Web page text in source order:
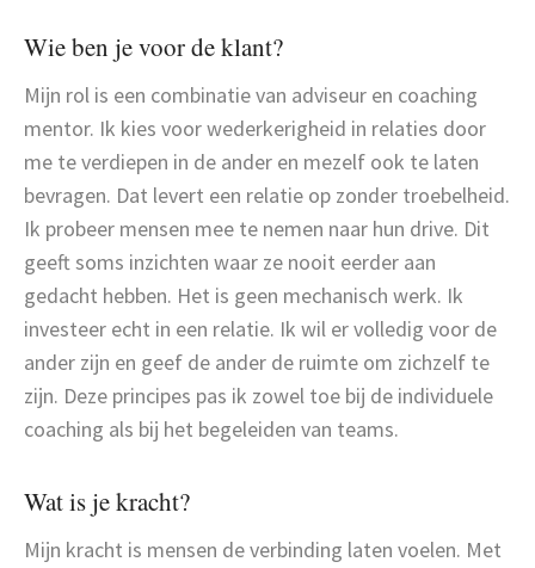
Wie ben je voor de klant?
Mijn rol is een combinatie van adviseur en coaching
mentor. Ik kies voor wederkerigheid in relaties door
me te verdiepen in de ander en mezelf ook te laten
bevragen. Dat levert een relatie op zonder troebelheid.
Ik probeer mensen mee te nemen naar hun drive. Dit
geeft soms inzichten waar ze nooit eerder aan
gedacht hebben. Het is geen mechanisch werk. Ik
investeer echt in een relatie. Ik wil er volledig voor de
ander zijn en geef de ander de ruimte om zichzelf te
zijn. Deze principes pas ik zowel toe bij de individuele
coaching als bij het begeleiden van teams.
Wat is je kracht?
Mijn kracht is mensen de verbinding laten voelen. Met